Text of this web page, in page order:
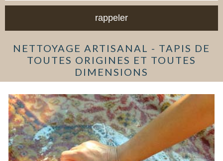
NETTOYAGE ARTISANAL - TAPIS DE
TOUTES ORIGINES ET TOUTES
DIMENSIONS